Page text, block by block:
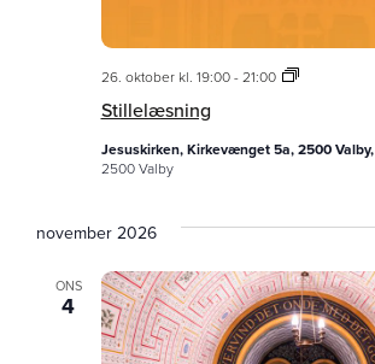
Stillelæsning
26. oktober kl. 19:00-21:00 Stillelæsning
Jesuskirken, Kirkevænget 5a, 2500 Valby,
2500 Valby
november 2026
ONS
4